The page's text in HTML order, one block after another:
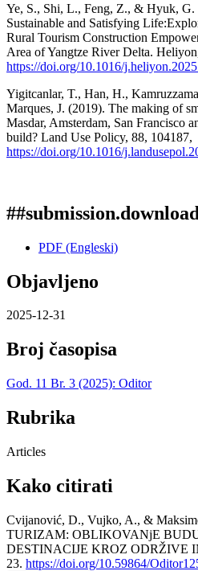
Ye, S., Shi, L., Feng, Z., & Hyuk, G.
Sustainable and Satisfying
Rural Tourism Construction
Area of Yangtze River Delta.
https://doi.org/10.1016/
Yigitcanlar, T., Han, H.,
Marques, J. (2019). The making of
Masdar, Amsterdam, San Francisco
build? Land Use Policy, 88, 104187,
https://doi.org/10.1016/
PDF (Engleski)
Objavljeno
2025-12-31
Broj časopisa
God. 11 Br. 3 (2025): Oditor
Rubrika
Articles
Kako citirati
Cvijanović, D., Vujko, A., &
TURIZAM: OBLIKOVANjE
DESTINACIJE KROZ ODRŽIVE
23. https://doi.org/10.59864/